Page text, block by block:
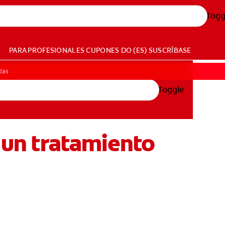
PARA PROFESIONALESCUPONES DO (ES) SUSCRÍBASE
Toggle
tratamiento